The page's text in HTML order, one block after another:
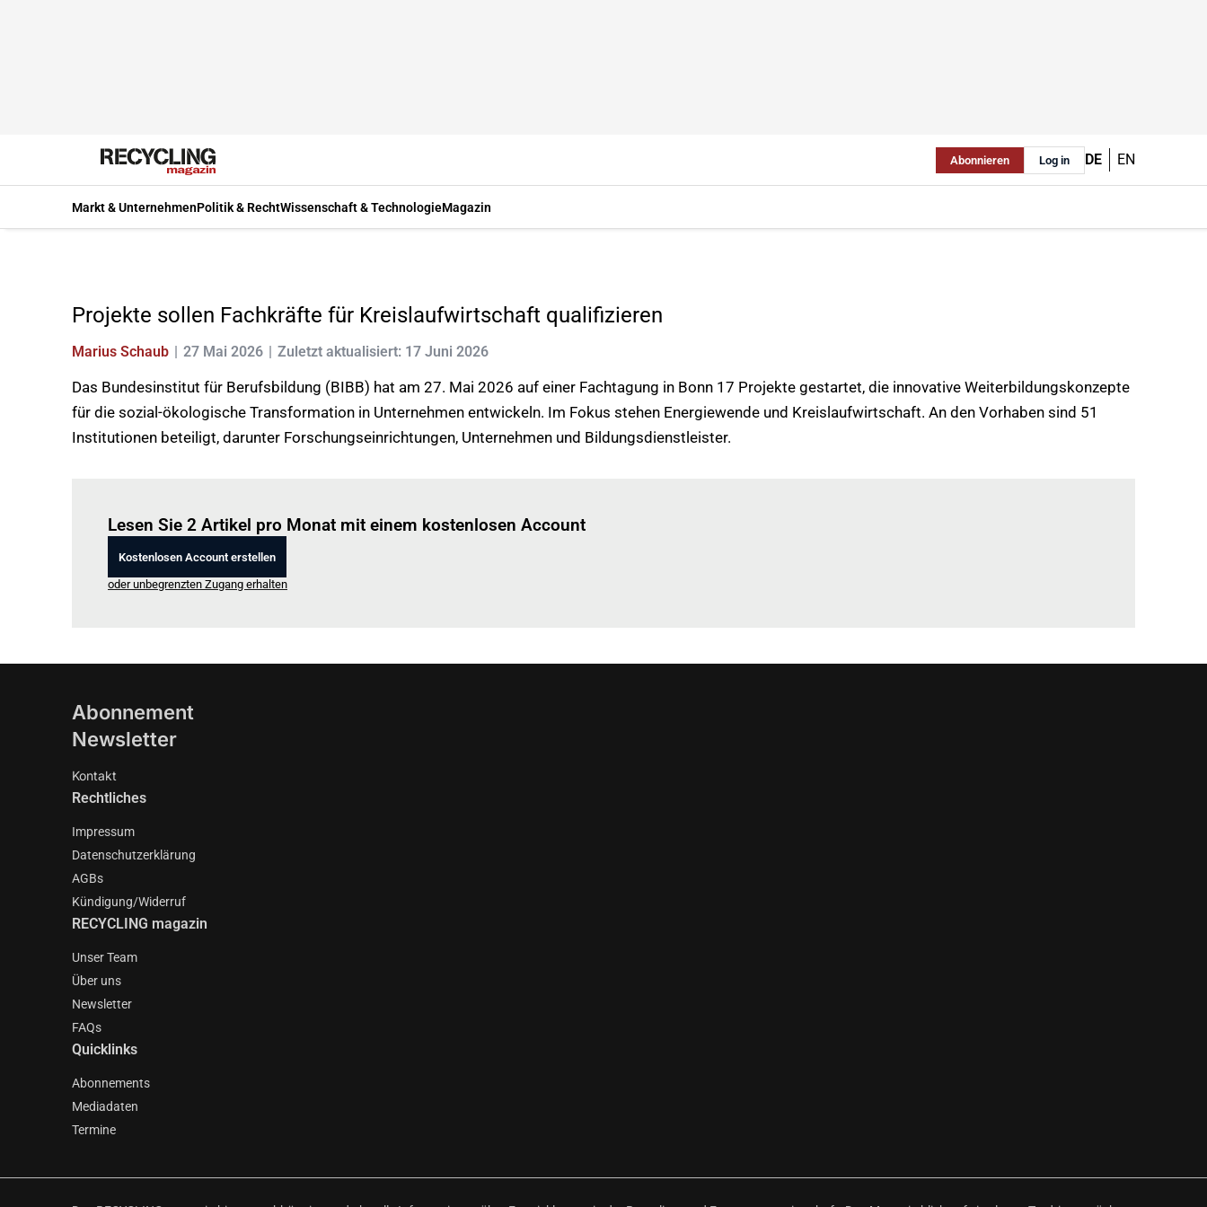
Abonnieren Log in DE EN
Markt & UnternehmenPolitik & RechtWissenschaft & TechnologieMagazin
Projekte sollen Fachkräfte für Kreislaufwirtschaft qualifizieren
Marius Schaub 27 Mai 2026 Zuletzt aktualisiert: 17 Juni 2026
Das Bundesinstitut für Berufsbildung (BIBB) hat am 27. Mai 2026 auf einer Fachtagung in Bonn 17 Projekte gestartet, die innovative Weiterbildungskonzepte
für die sozial-ökologische Transformation in Unternehmen entwickeln. Im Fokus stehen Energiewende und Kreislaufwirtschaft. An den Vorhaben sind 51
Institutionen beteiligt, darunter Forschungseinrichtungen, Unternehmen und Bildungsdienstleister.
Lesen Sie 2 Artikel pro Monat mit einem kostenlosen Account
Kostenlosen Account erstellen
oder unbegrenzten Zugang erhalten
Abonnement
Newsletter
Kontakt
Rechtliches
Impressum
Datenschutzerklärung
AGBs
Kündigung/Widerruf
RECYCLING magazin
Unser Team
Über uns
Newsletter
FAQs
Quicklinks
Abonnements
Mediadaten
Termine